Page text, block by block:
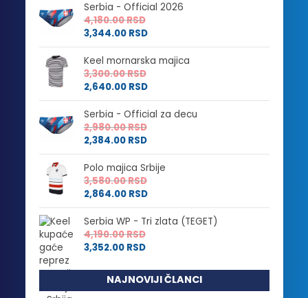
Serbia - Official 2026
4,180.00RSD
3,344.00 RSD
Keel mornarska majica
3,300.00RSD
2,640.00 RSD
Serbia - Official za decu
2,980.00RSD
2,384.00 RSD
Polo majica Srbije
3,580.00RSD
2,864.00 RSD
Serbia WP - Tri zlata (TEGET)
4,190.00RSD
3,352.00 RSD
NAJNOVIJI ČLANCI